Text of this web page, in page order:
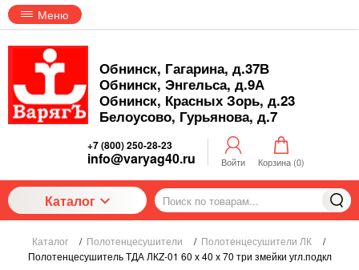
Меню
Обнинск, Гагарина, д.37В
Обнинск, Энгельса, д.9А
Обнинск, Красных Зорь, д.23
Белоусово, Гурьянова, д.7
+7 (800) 250-28-23
info@varyag40.ru Войти Корзина (0)
Каталог
Каталог / Полотенцесушители / Полотенцесушители ЛК
/
Полотенцесушитель ТДА ЛКZ-01 60 х 40 х 70 три змейки угл.подкл